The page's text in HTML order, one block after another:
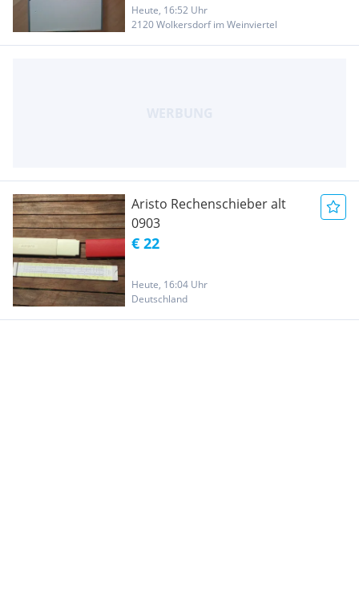
Heute, 16:52 Uhr
2120 Wolkersdorf im Weinviertel
Aristo Rechenschieber alt
0903
€ 22
Heute, 16:04 Uhr
Deutschland